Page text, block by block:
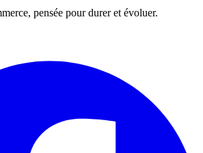
pensée pour durer et évoluer.